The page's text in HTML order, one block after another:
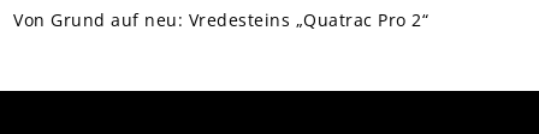
Von Grund auf neu: Vredesteins „Quatrac Pro 2“